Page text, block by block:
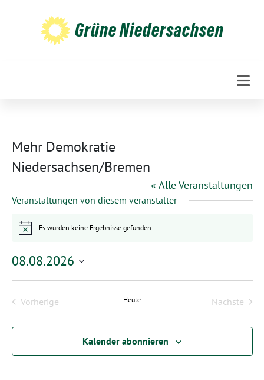
Grüne Niedersachsen
Mehr Demokratie
Niedersachsen/Bremen
« Alle Veranstaltungen
Veranstaltungen von diesem veranstalter
HinweisEs wurden keine Ergebnisse gefunden.
08.08.2026
Datum
Vorherige
Heute
Nächste
Kalender abonnieren